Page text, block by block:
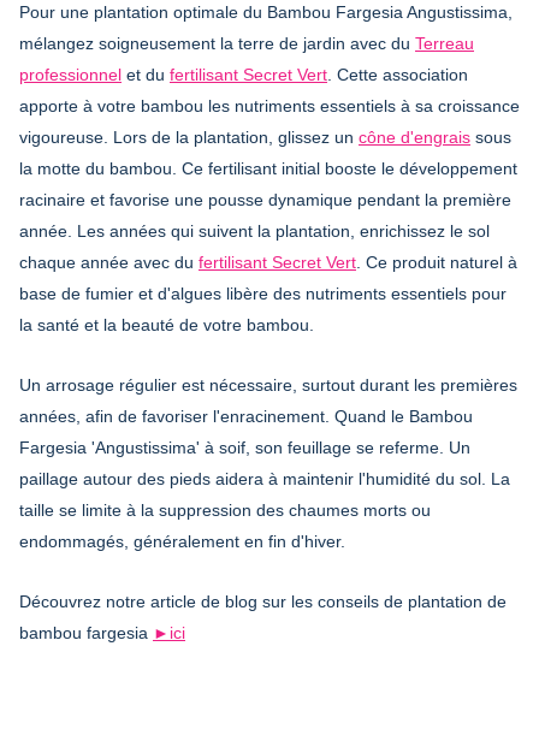
Pour une plantation optimale du Bambou Fargesia Angustissima,
mélangez soigneusement la terre de jardin avec du Terreau
professionnel et du fertilisant Secret Vert . Cette association
apporte à votre bambou les nutriments essentiels à sa croissance
vigoureuse. Lors de la plantation, glissez un cône d'engrais sous
la motte du bambou. Ce fertilisant initial booste le développement
racinaire et favorise une pousse dynamique pendant la première
année. Les années qui suivent la plantation, enrichissez le sol
chaque année avec du fertilisant Secret Vert . Ce produit naturel à
base de fumier et d'algues libère des nutriments essentiels pour
la santé et la beauté de votre bambou.
Un arrosage régulier est nécessaire, surtout durant les premières
années, afin de favoriser l'enracinement. Quand le Bambou
Fargesia 'Angustissima' à soif, son feuillage se referme. Un
paillage autour des pieds aidera à maintenir l'humidité du sol. La
taille se limite à la suppression des chaumes morts ou
endommagés, généralement en fin d'hiver.
Découvrez notre article de blog sur les conseils de plantation de
bambou fargesia ►ici